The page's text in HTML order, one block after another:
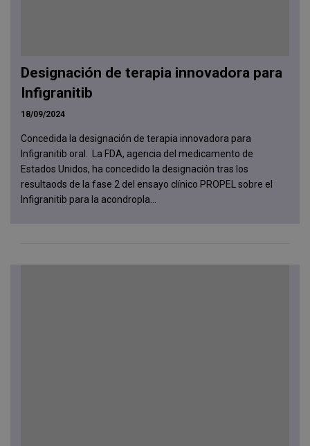
Designación de terapia innovadora para
Infigranitib
18/09/2024
Concedida la designación de terapia innovadora para
Infigranitib oral. La FDA, agencia del medicamento de
Estados Unidos, ha concedido la designación tras los
resultaods de la fase 2 del ensayo clínico PROPEL sobre el
Infigranitib para la acondropla...